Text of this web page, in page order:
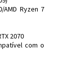
Ryzen 7
2070
com o